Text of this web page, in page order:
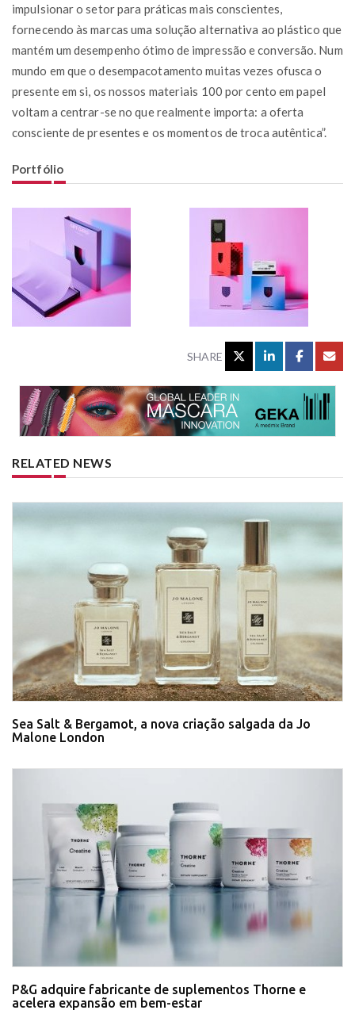
impulsionar o setor para práticas mais conscientes,
fornecendo às marcas uma solução alternativa ao plástico que
mantém um desempenho ótimo de impressão e conversão. Num
mundo em que o desempacotamento muitas vezes ofusca o
presente em si, os nossos materiais 100 por cento em papel
voltam a centrar-se no que realmente importa: a oferta
consciente de presentes e os momentos de troca autêntica”.
Portfólio
SHARE
RELATED NEWS
Sea Salt & Bergamot, a nova criação salgada da Jo
Malone London
P&G adquire fabricante de suplementos Thorne e
acelera expansão em bem-estar